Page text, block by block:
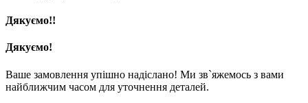
Дякуємо!!
Дякуємо!
Ваше замовлення упішно надіслано! Ми зв`яжемось з вами
найближчим часом для уточнення деталей.